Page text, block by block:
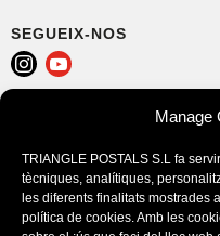
Manage
TRIANGLE POSTALS S.L fa
tècniques, analítiques,
les diferents finalitats mostrades
política de cookies. Amb les
SEGUEIX-NOS
POLÍTICA DE COOKIES
CONDICIONS DE